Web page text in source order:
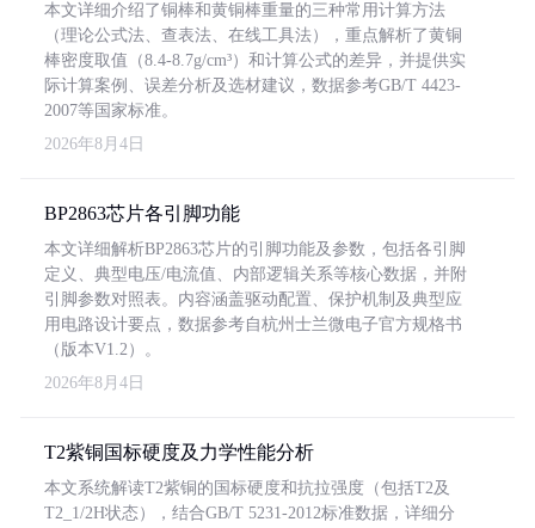
本文详细介绍了铜棒和黄铜棒重量的三种常用计算方法
（理论公式法、查表法、在线工具法），重点解析了黄铜
棒密度取值（8.4-8.7g/cm³）和计算公式的差异，并提供实
际计算案例、误差分析及选材建议，数据参考GB/T 4423-
2007等国家标准。
2026年8月4日
BP2863芯片各引脚功能
本文详细解析BP2863芯片的引脚功能及参数，包括各引脚
定义、典型电压/电流值、内部逻辑关系等核心数据，并附
引脚参数对照表。内容涵盖驱动配置、保护机制及典型应
用电路设计要点，数据参考自杭州士兰微电子官方规格书
（版本V1.2）。
2026年8月4日
T2紫铜国标硬度及力学性能分析
本文系统解读T2紫铜的国标硬度和抗拉强度（包括T2及
T2_1/2H状态），结合GB/T 5231-2012标准数据，详细分